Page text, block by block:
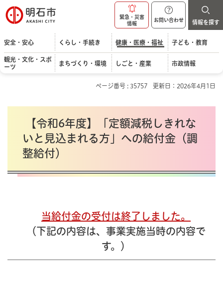
明石市
緊急・災害
情報
お問い合わせ 情報を探す
安全・安心 くらし・手続き 健康・医療・福祉 子ども・教育
観光・文化・スポ
ーツ
まちづくり・環境 しごと・産業 市政情報
ページ番号 : 35757 更新日：2026年4月1日
【令和6年度】「定額減税しきれな
いと見込まれる方」への給付金（調
整給付）
当給付金の受付は終了しました。
（下記の内容は、事業実施当時の内容で
す。）